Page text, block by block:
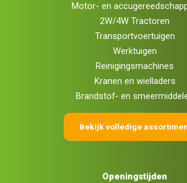
Motor- en
2W/4W Tractoren
Transportvoertuigen
Werktuigen
Reinigingsmachines
Kranen en wielladers
Brandstof- en
Bekijk volledige
Openingstijden